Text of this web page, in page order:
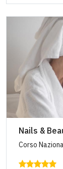
Nails &
Corso